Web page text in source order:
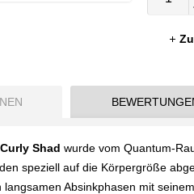
Shad wurde vom Quantum-
speziell auf die Körpergröße
langsamen Absinkphasen mit